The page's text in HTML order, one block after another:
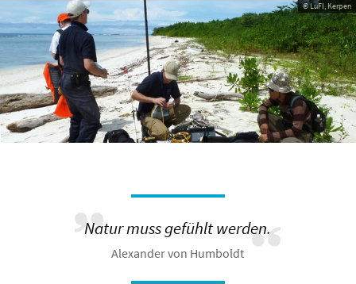
© LuFI, Kerpen
Natur muss gefühlt werden.
Alexander von Humboldt